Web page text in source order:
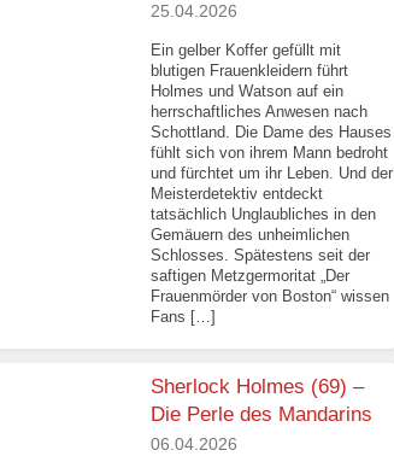
25.04.2026
Ein gelber Koffer gefüllt mit
blutigen Frauenkleidern führt
Holmes und Watson auf ein
herrschaftliches Anwesen nach
Schottland. Die Dame des Hauses
fühlt sich von ihrem Mann bedroht
und fürchtet um ihr Leben. Und der
Meisterdetektiv entdeckt
tatsächlich Unglaubliches in den
Gemäuern des unheimlichen
Schlosses. Spätestens seit der
saftigen Metzgermoritat „Der
Frauenmörder von Boston“ wissen
Fans […]
Sherlock Holmes (69) –
Die Perle des Mandarins
06.04.2026